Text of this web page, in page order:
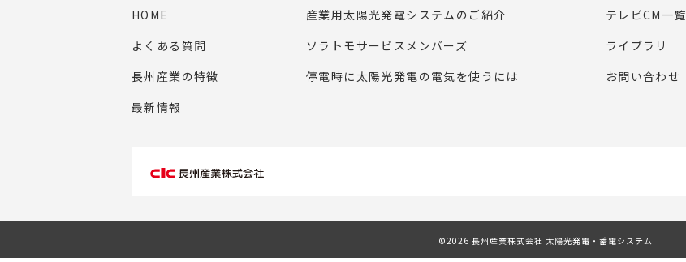
HOME
よくある質問
長州産業の特徴
最新情報
産業用太陽光発電システムのご紹介
ソラトモサービスメンバーズ
停電時に太陽光発電の電気を使うには
テレビCM一覧
ライブラリ
お問い合わせ
©2026 長州産業株式会社 太陽光発電・蓄電システム